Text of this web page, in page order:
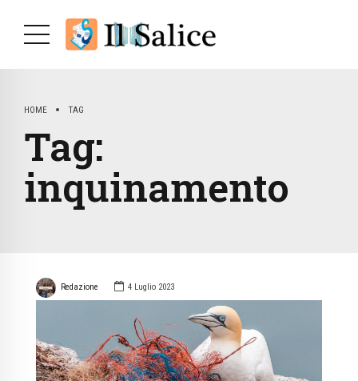
HOME TAG
Tag:
inquinamento
Redazione 4 Luglio 2023